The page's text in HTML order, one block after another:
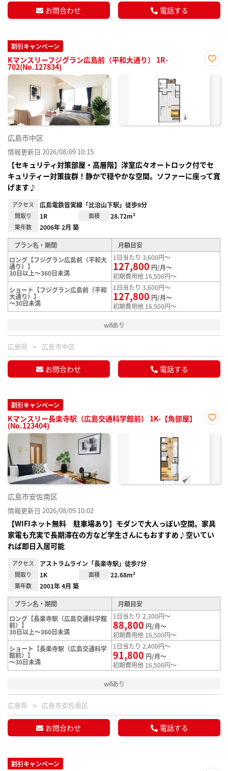
お問合わせ 電話する
割引キャンペーン
Kマンスリーフジグラン広島前（平和大通り） 1R-
702(No.127834)
に入
広島市中区
情報更新日 2026/08/09 10:15
【セキュリティ対策部屋・高層階】洋室広々オートロック付でセ
キュリティー対策抜群！静かで穏やかな空間。ソファーに座って寛
げます♪
アクセス 広島電鉄皆実線「比治山下駅」徒歩9分
間取り 1R 面積 28.72m²
築年数 2006年 2月 築
プラン名・期間
月額目安
ロング【フジグラン広島前（平和大
通り）】
30日以上～360日未満
1日当たり 3,600円～
127,800 円/月～
初期費用他 16,500円～
ショート【フジグラン広島前（平和
大通り）】
～30日未満
1日当たり 3,600円～
127,800 円/月～
初期費用他 16,500円～
wifiあり
広島県 広島市中区
お問合わせ 電話する
割引キャンペーン
Kマンスリー長楽寺駅（広島交通科学館前） 1K-【角部屋】
(No.123404)
に入
広島市安佐南区
情報更新日 2026/08/09 10:02
【WIFIネット無料 駐車場あり】モダンで大人っぽい空間。家具
家電も充実で長期滞在の方など学生さんにもおすすめ♪空いてい
れば即日入居可能
アクセス アストラムライン「長楽寺駅」徒歩7分
間取り 1K 面積 22.68m²
築年数 2001年 4月 築
プラン名・期間
月額目安
ロング【長楽寺駅（広島交通科学館
前）】
30日以上～360日未満
1日当たり 2,300円～
88,800 円/月～
初期費用他 16,500円～
ショート【長楽寺駅（広島交通科学
館前）】
～30日未満
1日当たり 2,400円～
91,800 円/月～
初期費用他 16,500円～
wifiあり
広島県 広島市安佐南区
お問合わせ 電話する
割引キャンペーン